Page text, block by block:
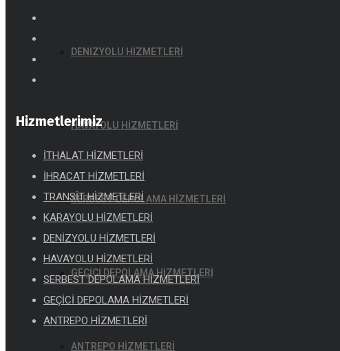
DENİZYOLU HİZMETLERİ
HAVAYOLU HİZMETLERİ
SERBEST DEPOLAMA HİZMETLERİ
GEÇİCİ DEPOLAMA HİZMETLERİ
ANTREPO HİZMETLERİ
Hizmetlerimiz
İTHALAT HİZMETLERİ
İHRACAT HİZMETLERİ
TRANSİT HİZMETLERİ
KARAYOLU HİZMETLERİ
DENİZYOLU HİZMETLERİ
HAVAYOLU HİZMETLERİ
SERBEST DEPOLAMA HİZMETLERİ
GEÇİCİ DEPOLAMA HİZMETLERİ
ANTREPO HİZMETLERİ